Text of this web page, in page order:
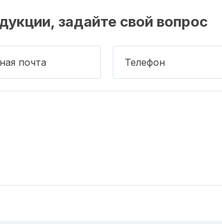
задайте свой вопрос
почта Телефон